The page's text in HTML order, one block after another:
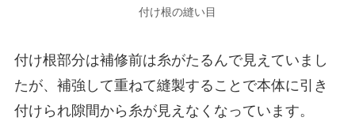
付け根の縫い目
付け根部分は補修前は糸がたるんで見えていまし
たが、補強して重ねて縫製することで本体に引き
付けられ隙間から糸が見えなくなっています。